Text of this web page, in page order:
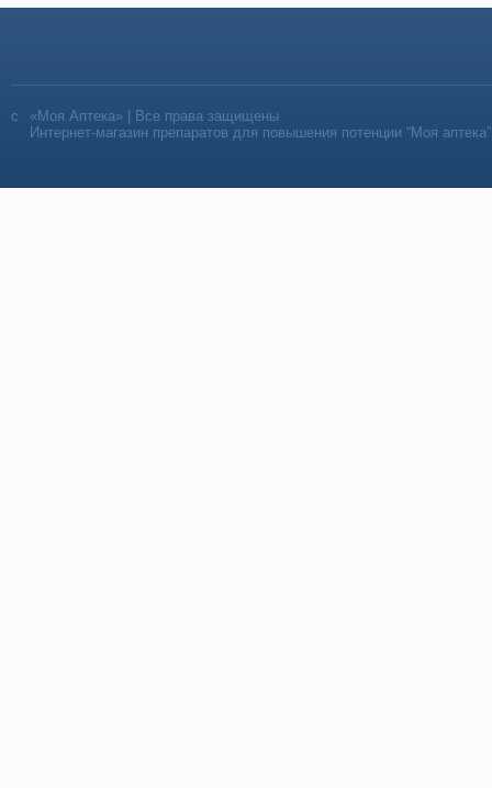
«Моя Аптека» | Все права защищены
Интернет-магазин препаратов для повышения потенции “Моя